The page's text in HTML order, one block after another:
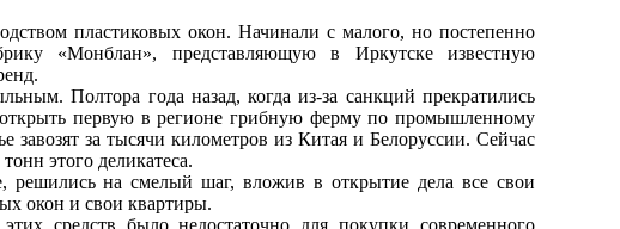
пластиковых окон. Начинали с малого, но постепенно
«Монблан», представляющую в Иркутске известную
Полтора года назад, когда из-за санкций прекратились
первую в регионе грибную ферму по промышленному
за тысячи километров из Китая и Белоруссии. Сейчас
этого деликатеса.
решились на смелый шаг, вложив в открытие дела все свои
окон и свои квартиры.
средств было недостаточно для покупки современного